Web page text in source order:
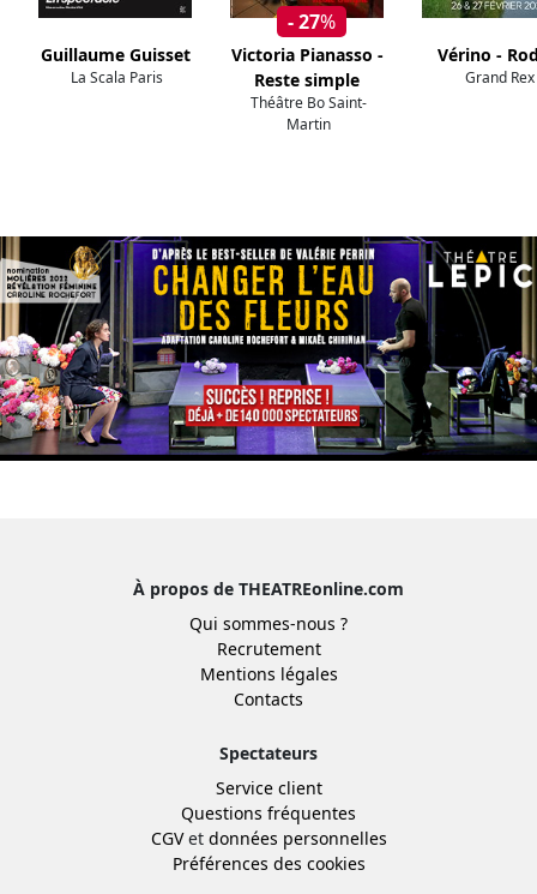
Guillaume Guisset
La Scala Paris
- 27%
Victoria Pianasso -
Reste simple
Théâtre Bo Saint-
Martin
Vérino -
Grand Rex
À propos de THEATREonline.com
Qui sommes-nous ?
Recrutement
Mentions légales
Contacts
Spectateurs
Service client
Questions fréquentes
CGVet données personnelles
Préférences des cookies